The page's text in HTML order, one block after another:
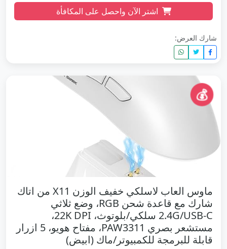
اشتر الآن واحصل على المكافأة
شارك العرض:
💰
ماوس العاب لاسلكي خفيف الوزن X11 من اتاك
شارك مع قاعدة شحن RGB، وضع ثلاثي
2.4G/USB-C سلكي/بلوتوث، 22K DPI،
مستشعر بصري PAW3311، مفتاح هويو، 5 ازرار
قابلة للبرمجة للكمبيوتر/ماك (ابيض)